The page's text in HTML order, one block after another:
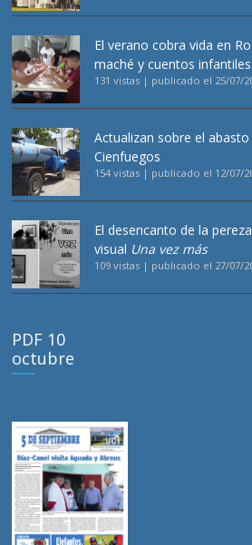
El verano cobra vida en
maché y cuentos infantiles
131 vistas | publicado el 25/07/
Actualizan sobre el
Cienfuegos
154 vistas | publicado el 12/07/
El desencanto de la
visual Una vez más
109 vistas | publicado el 27/07/
PDF 10
octubre